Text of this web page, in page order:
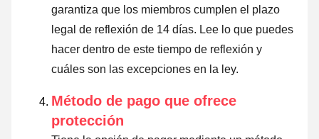
garantiza que los miembros cumplen el plazo
legal de reflexión de 14 días. Lee lo que puedes
hacer dentro de este tiempo de reflexión y
cuáles son las excepciones en la ley.
Método de pago que ofrece
protección